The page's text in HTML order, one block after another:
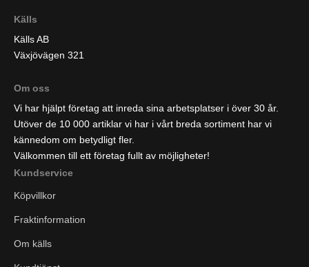
Källs
Källs AB
Växjövägen 321
Om oss
Vi har hjälpt företag att inreda sina arbetsplatser i över 30 år.
Utöver de 10 000 artiklar vi har i vårt breda sortiment har vi
kännedom om betydligt fler.
Välkommen till ett företag fullt av möjligheter!
Kundservice
Köpvillkor
Fraktinformation
Om källs